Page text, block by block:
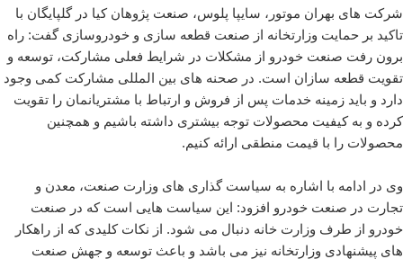
شرکت های بهران موتور، سایپا پلوس، صنعت پژوهان کیا در گلپایگان با
تاکید بر حمایت وزارتخانه از صنعت قطعه سازی و خودروسازی گفت: راه
برون رفت صنعت خودرو از مشکلات در شرایط فعلی مشارکت، توسعه و
تقویت قطعه سازان است. در صحنه های بین المللی مشارکت کمی وجود
دارد و باید زمینه خدمات پس از فروش و ارتباط با مشتریانمان را تقویت
کرده و به کیفیت محصولات توجه بیشتری داشته باشیم و همچنین
محصولات را با قیمت منطقی ارائه کنیم.
وی در ادامه با اشاره به سیاست گذاری های وزارت صنعت، معدن و
تجارت در صنعت خودرو افزود: این سیاست هایی است که در صنعت
خودرو از طرف وزارت خانه دنبال می شود. از نکات کلیدی که از راهکار
های پیشنهادی وزارتخانه نیز می باشد و باعث توسعه و جهش صنعت